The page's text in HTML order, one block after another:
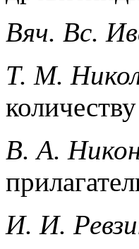
Вяч. Вс.
Т. М.
В. А.
И. И.